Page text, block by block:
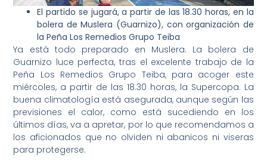
El partido se jugará, a partir de las 18.30 horas, en la
bolera de Muslera (Guarnizo), con organización de
la Peña Los Remedios Grupo Teiba
Ya está todo preparado en Muslera. La bolera de
Guarnizo luce perfecta, tras el excelente trabajo de la
Peña Los Remedios Grupo Teiba, para acoger este
miércoles, a partir de las 18.30 horas, la Supercopa. La
buena climatología está asegurada, aunque según las
previsiones el calor, como está sucediendo en los
últimos días, va a apretar, por lo que recomendamos a
los aficionados que no olviden ni abanicos ni viseras
para protegerse.